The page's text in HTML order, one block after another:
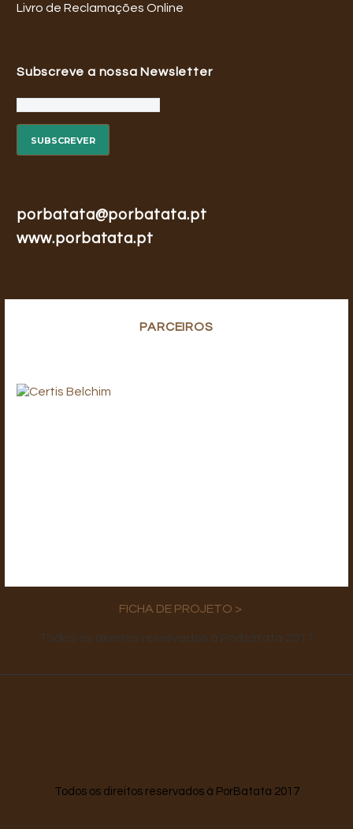
Livro de Reclamações Online
Subscreve a nossa Newsletter
porbatata@porbatata.pt
www.porbatata.pt
PARCEIROS
FICHA DE PROJETO >
Todos os direitos reservados à Porbatata 2017
Todos os direitos reservados à PorBatata 2017